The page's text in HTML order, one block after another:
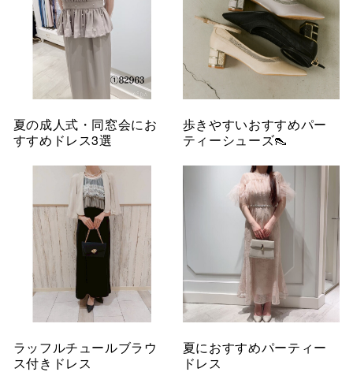
夏の成人式・同窓会にお
すすめドレス3選
歩きやすいおすすめパー
ティーシューズ👠
ラッフルチュールブラウ
ス付きドレス
夏におすすめパーティー
ドレス